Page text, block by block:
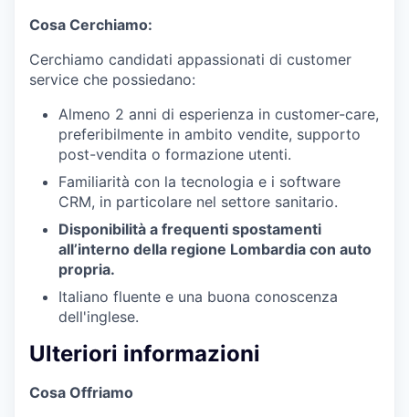
Cosa Cerchiamo:
Cerchiamo candidati appassionati di customer
service che possiedano:
Almeno 2 anni di esperienza in customer-care,
preferibilmente in ambito vendite, supporto
post-vendita o formazione utenti.
Familiarità con la tecnologia e i software
CRM, in particolare nel settore sanitario.
Disponibilità a frequenti spostamenti
all’interno della regione Lombardia con auto
propria.
Italiano fluente e una buona conoscenza
dell'inglese.
Ulteriori informazioni
Cosa Offriamo